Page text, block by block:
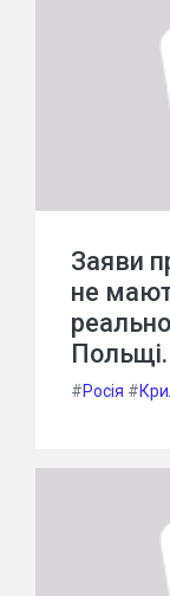
Заяви
не
Польщі.
#Росія #